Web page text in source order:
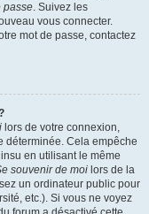
passe. Suivez les
vous connecter.
mot de passe, contactez
lors de votre connexion,
déterminée. Cela empêche
en utilisant le même
souvenir de moi lors de la
un ordinateur public pour
etc.). Si vous ne voyez